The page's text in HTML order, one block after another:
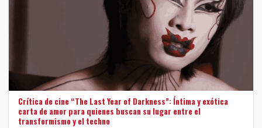
Crítica de cine “The Last Year of Darkness”: Íntima y exótica
carta de amor para quienes buscan su lugar entre el
transformismo y el techno